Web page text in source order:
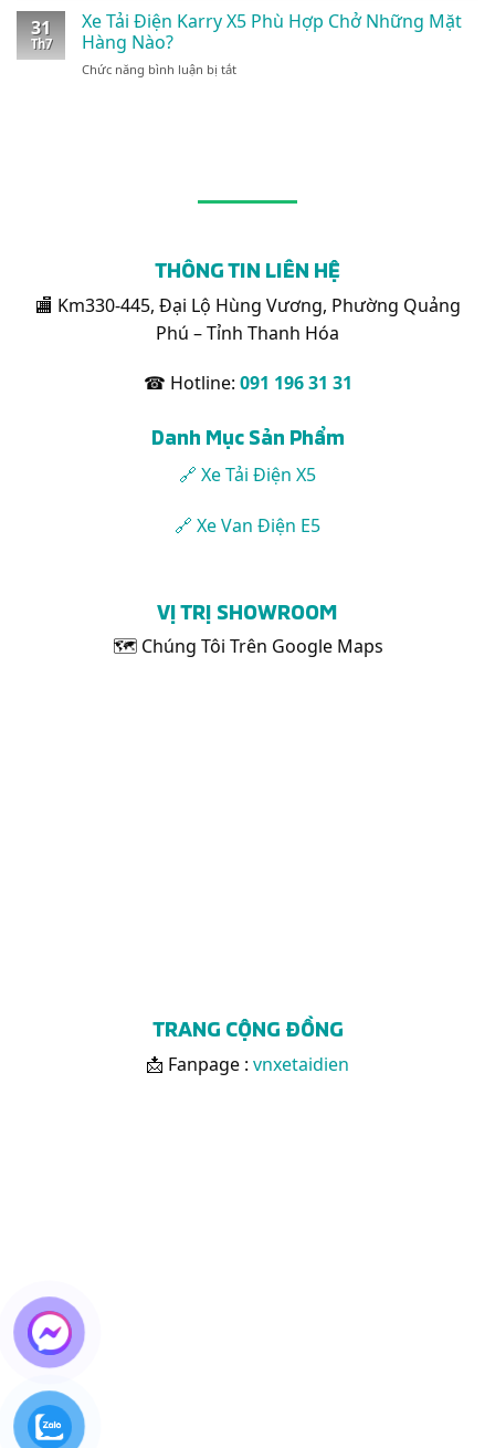
Pháp
Nội
Điện:
Vận
Cảnh
Điện
Cho
31
Th7
Xe Tải Điện Karry X5 Phù Hợp Chở Những Mặt
Hàng Nào?
Chức năng bình luận bị tắtở
Hợp
Hàng
THÔNG TIN LIÊN HỆ
🏬 Km330-445, Đại Lộ Hùng Vương, Phường Quảng
Phú – Tỉnh Thanh Hóa
☎ Hotline: 091 196 31 31
Danh Mục Sản Phẩm
🔗 Xe Tải Điện X5
🔗 Xe Van Điện E5
VỊ TRỊ SHOWROOM
🗺 Chúng Tôi Trên Google Maps
TRANG CỘNG ĐỒNG
📩 Fanpage : vnxetaidien